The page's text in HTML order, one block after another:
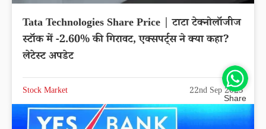
Tata Technologies Share Price | टाटा टेक्नोलॉजीज
स्टॉक में -2.60% की गिरावट, एक्सपर्ट्स ने क्या कहा?
लेटेस्ट अपडेट
Stock Market 22nd Sep 2025
Share